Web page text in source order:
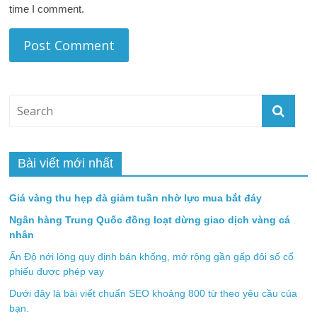
time I comment.
Bài viết mới nhất
Giá vàng thu hẹp đà giảm tuần nhờ lực mua bắt đáy
Ngân hàng Trung Quốc đồng loạt dừng giao dịch vàng cá
nhân
Ấn Độ nới lỏng quy định bán khống, mở rộng gần gấp đôi số cổ
phiếu được phép vay
Dưới đây là bài viết chuẩn SEO khoảng 800 từ theo yêu cầu của
bạn.